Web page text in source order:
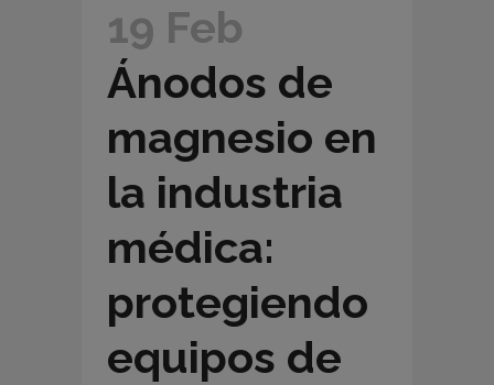
19 Feb
Ánodos de
magnesio en
la industria
médica:
protegiendo
equipos de